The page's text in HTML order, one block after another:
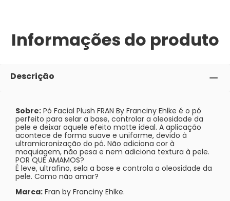
Informações do produto
Descrição
Sobre: Pó Facial Plush FRAN By Franciny Ehlke é o pó
perfeito para selar a base, controlar a oleosidade da
pele e deixar aquele efeito matte ideal. A aplicação
acontece de forma suave e uniforme, devido à
ultramicronização do pó. Não adiciona cor à
maquiagem, não pesa e nem adiciona textura à pele.
POR QUE AMAMOS?
É leve, ultrafino, sela a base e controla a oleosidade da
pele. Como não amar?
Marca: Fran by Franciny Ehlke.